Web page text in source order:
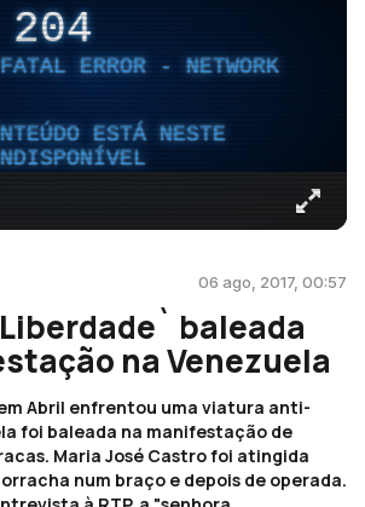
204
ERROR - NETWORK
ESTÁ NESTE
06 ago, 2017, 00:57
baleada
na Venezuela
Abril enfrentou uma viatura anti-
foi baleada na manifestação de
Maria José Castro foi atingida
num braço e depois de operada.